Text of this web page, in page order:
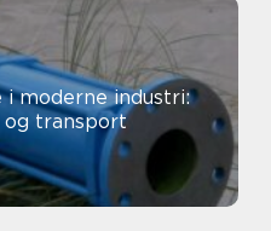
i moderne industri:
transport